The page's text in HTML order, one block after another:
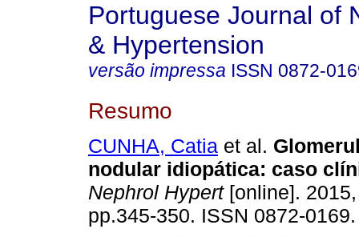
Portuguese Journal of
& Hypertension
versão impressa ISSN 0872-
Resumo
CUNHA, Catia et al.
nodular idiopática: caso
Nephrol Hypert[online].
pp.345-350. ISSN 0872-0169.